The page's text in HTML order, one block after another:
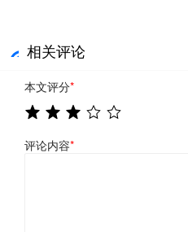
相关评论
本文评分*
评论内容*